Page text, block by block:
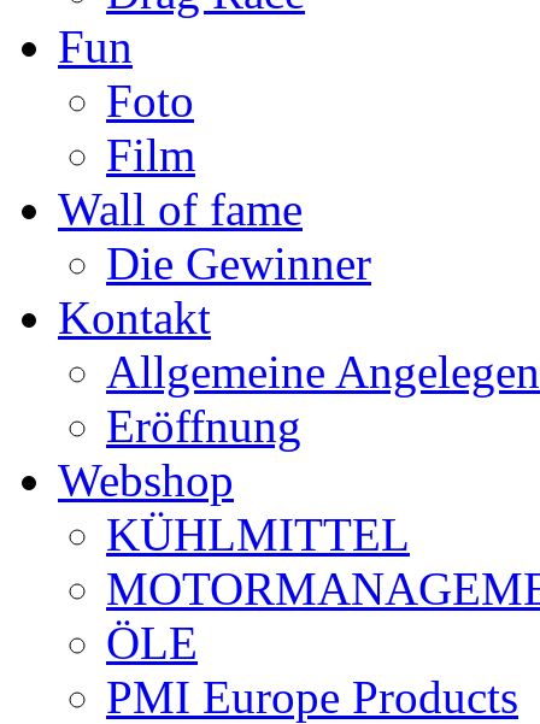
Fun
Foto
Film
Wall of fame
Die Gewinner
Kontakt
Allgemeine
Eröffnung
Webshop
KÜHLMITTEL
ÖLE
PMI Europe Products